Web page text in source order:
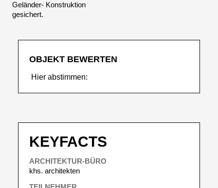
Geländer- Konstruktion
gesichert.
OBJEKT BEWERTEN
Hier abstimmen:
KEYFACTS
ARCHITEKTUR-BÜRO
khs. architekten